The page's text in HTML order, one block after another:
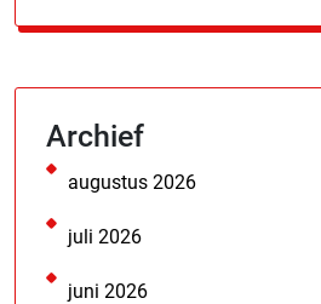
Archief
augustus 2026
juli 2026
juni 2026